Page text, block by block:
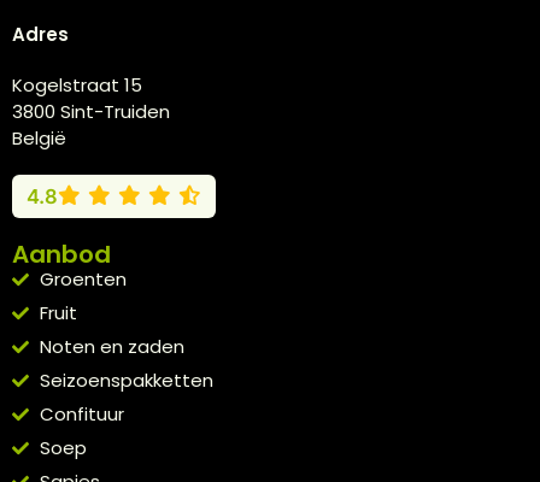
Adres
Kogelstraat 15
3800 Sint-Truiden
België
4.8
Aanbod
Groenten
Fruit
Noten en zaden
Seizoenspakketten
Confituur
Soep